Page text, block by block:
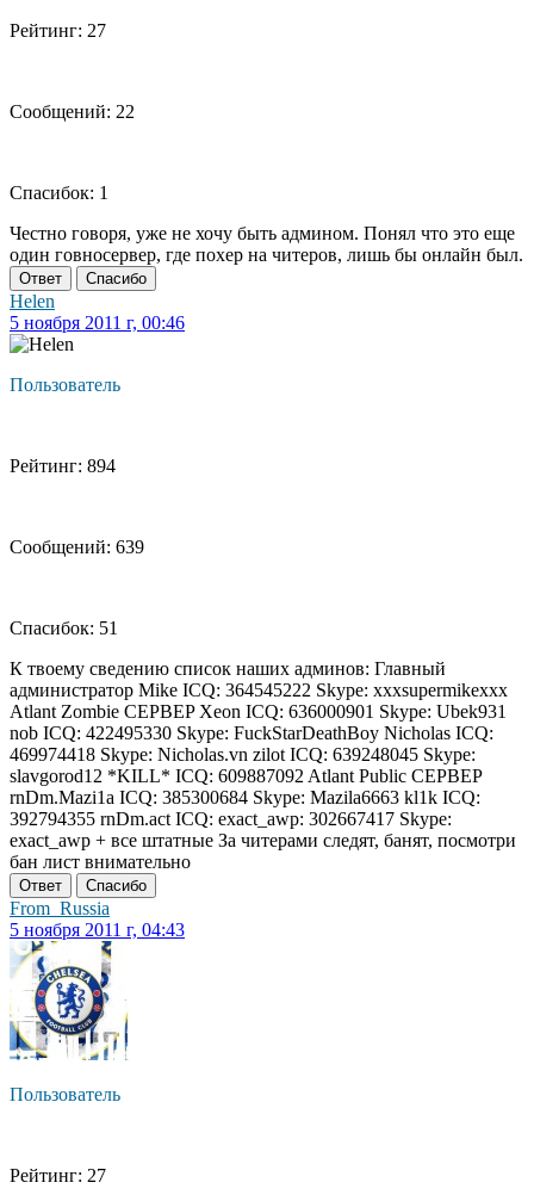
Рейтинг: 27
Сообщений: 22
Спасибок: 1
Честно говоря, уже не хочу быть админом. Понял что это еще
один говносервер, где похер на читеров, лишь бы онлайн был.
Ответ Спасибо
Helen
5 ноября 2011 г, 00:46
Пользователь
Рейтинг: 894
Сообщений: 639
Спасибок: 51
К твоему сведению список наших админов: Главный
администратор Mike ICQ: 364545222 Skype: xxxsupermikexxx
Atlant Zombie CEPBEP Xeon ICQ: 636000901 Skype: Ubek931
nob ICQ: 422495330 Skype: FuckStarDeathBoy Nicholas ICQ:
469974418 Skype: Nicholas.vn zilot ICQ: 639248045 Skype:
slavgorod12 *KILL* ICQ: 609887092 Atlant Public CEPBEP
rnDm.Mazi1a ICQ: 385300684 Skype: Mazila6663 kl1k ICQ:
392794355 rnDm.act ICQ: exact_awp: 302667417 Skype:
exact_awp + все штатные За читерами следят, банят, посмотри
бан лист внимательно
Ответ Спасибо
From_Russia
5 ноября 2011 г, 04:43
Пользователь
Рейтинг: 27